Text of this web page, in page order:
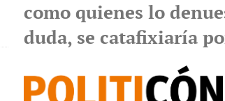
como quienes lo
duda, se catafixiaría